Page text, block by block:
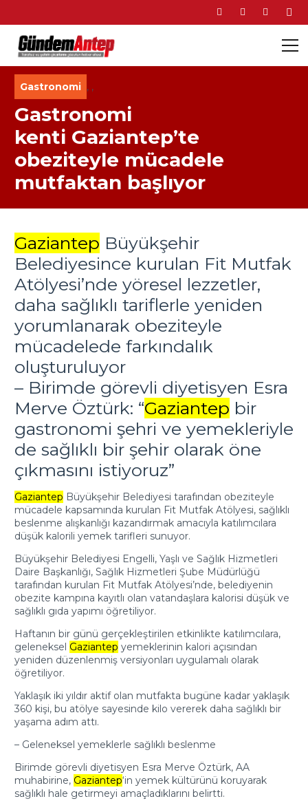
Gastronomi , ,
Gastronomi
kenti Gaziantep’te
obeziteyle mücadele
mutfaktan başlıyor
Gaziantep Büyükşehir
Belediyesince kurulan Fit Mutfak
Atölyesi’nde yöresel lezzetler,
daha sağlıklı tariflerle yeniden
yorumlanarak obeziteyle
mücadelede farkındalık
oluşturuluyor
– Birimde görevli diyetisyen Esra
Merve Öztürk: “Gaziantep bir
gastronomi şehri ve yemekleriyle
de sağlıklı bir şehir olarak öne
çıkmasını istiyoruz”
Gaziantep Büyükşehir Belediyesi tarafından obeziteyle
mücadele kapsamında kurulan Fit Mutfak Atölyesi, sağlıklı
beslenme alışkanlığı kazandırmak amacıyla katılımcılara
düşük kalorili yemek tarifleri sunuyor.
Büyükşehir Belediyesi Engelli, Yaşlı ve Sağlık Hizmetleri
Daire Başkanlığı, Sağlık Hizmetleri Şube Müdürlüğü
tarafından kurulan Fit Mutfak Atölyesi’nde, belediyenin
obezite kampına kayıtlı olan vatandaşlara kalorisi düşük ve
sağlıklı gıda yapımı öğretiliyor.
Haftanın bir günü gerçekleştirilen etkinlikte katılımcılara,
geleneksel Gaziantep yemeklerinin kalori açısından
yeniden düzenlenmiş versiyonları uygulamalı olarak
öğretiliyor.
Yaklaşık iki yıldır aktif olan mutfakta bugüne kadar yaklaşık
360 kişi, bu atölye sayesinde kilo vererek daha sağlıklı bir
yaşama adım attı.
– Geleneksel yemeklerle sağlıklı beslenme
Birimde görevli diyetisyen Esra Merve Öztürk, AA
muhabirine, Gaziantep‘in yemek kültürünü koruyarak
sağlıklı hale getirmeyi amaçladıklarını belirtti.